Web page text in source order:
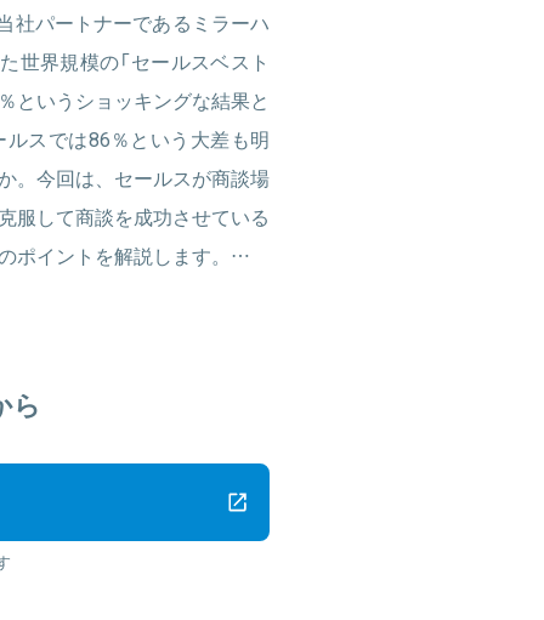
社パートナーであるミラーハ
世界規模の「セールスベスト
というショッキングな結果と
スでは86％という大差も明
。今回は、セールスが商談場
服して商談を成功させている
ポイントを解説します。…
ら